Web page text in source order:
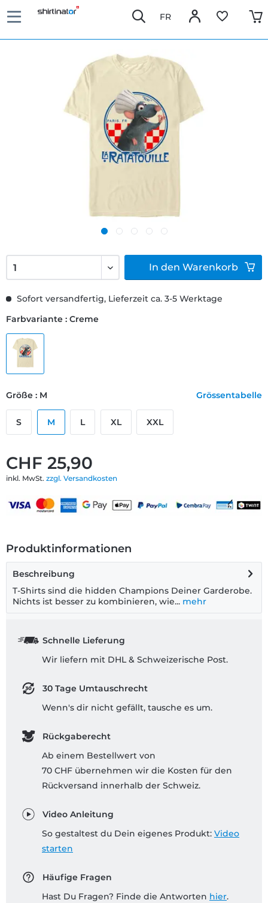
FR
CHF 25,90
inkl. MwSt. zzgl. Versandkosten
Sofort versandfertig, Lieferzeit ca. 3-5 Werktage
Farbvariante : Creme
Größe : M Grössentabelle
S M L XL XXL
In den Warenkorb
Produktinformationen
Beschreibung
T-Shirts sind die hidden Champions Deiner Garderobe.
Nichts ist besser zu kombinieren, wie... mehr
Schnelle Lieferung
Wir liefern mit DHL & Schweizerische Post.
30 Tage Umtauschrecht
Wenn's dir nicht gefällt, tausche es um.
Rückgaberecht
Ab einem Bestellwert von
70 CHF übernehmen wir die Kosten für den
Rückversand innerhalb der Schweiz.
Video Anleitung
So gestaltest du Dein eigenes Produkt: Video
starten
Häufige Fragen
Hast Du Fragen? Finde die Antworten hier.